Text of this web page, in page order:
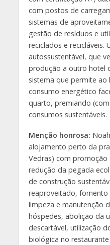
com postos de
sistemas de
gestão de resíduos e
reciclados e recicláveis.
autossustentável, que
produção a outro hotel
sistema que permite ao
consumo energético
quarto, premiando
consumos sustentáveis.
Menção honrosa:
alojamento perto da
Vedras) com
redução da pegada
de construção
reaproveitado,
limpeza e manutenção
hóspedes, abolição da
descartável, utilização
biológica no